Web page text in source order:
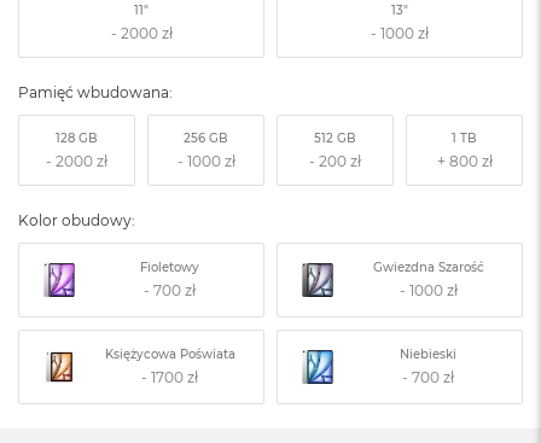
11" 13"
Pamięć wbudowana:
128 GB 256 GB 512 GB 1 TB
Kolor obudowy:
Fioletowy Gwiezdna Szarość
Księżycowa Poświata Niebieski